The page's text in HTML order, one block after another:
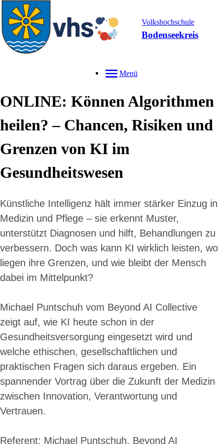
Volkshochschule
Bodenseekreis
Menü
ONLINE: Können Algorithmen
heilen? – Chancen, Risiken und
Grenzen von KI im
Gesundheitswesen
Künstliche Intelligenz hält immer stärker Einzug in
Medizin und Pflege – sie erkennt Muster,
unterstützt Diagnosen und hilft, Behandlungen zu
verbessern. Doch was kann KI wirklich leisten, wo
liegen ihre Grenzen, und wie bleibt der Mensch
dabei im Mittelpunkt?
Michael Puntschuh vom Beyond AI Collective
zeigt auf, wie KI heute schon in der
Gesundheitsversorgung eingesetzt wird und
welche ethischen, gesellschaftlichen und
praktischen Fragen sich daraus ergeben. Ein
spannender Vortrag über die Zukunft der Medizin
zwischen Innovation, Verantwortung und
Vertrauen.
Referent: Michael Puntschuh, Beyond AI